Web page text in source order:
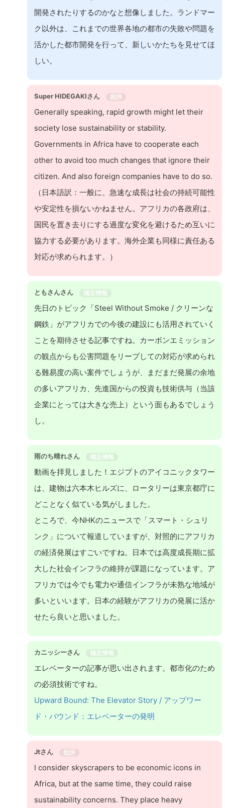
開発されたりするのかなと想像しました。ランドマー
ク以外は、これまでの世界各地の都市の失敗や問題を
活かした都市開発を行って、新しいかたちを見せてほ
しい。
Super HIDEGAKIさん 批評
Generally speaking, rapid growth might let their
society lose sustainability or stability.
Governments in Africa have to cooperate each
other to avoid too much changes that ignore their
citizen. And also foreign companies have to do so.
（日本語訳：一般に、急速な成長は社会の持続可能性
や安定性を損ないかねません。アフリカの各政府は、
国民を置き去りにする過度な変化を避けるため互いに
協力する必要があります。海外企業も同様に責任ある
対応が求められます。）
ともさんさん 補足情報
先日のトピック「Steel Without Smoke / クリーンな
鋼鉄」がアフリカでの今後の建設にも活用されていく
ことを期待させる記事ですね。カーボンエミッション
の観点からも公害問題をリープしての対応が求められ
る難易度の高い案件でしょうが、まだまだ発展の余地
の多いアフリカ、先進国からの投資も技術供与（当該
企業にとっては大きな売上）という面もあるでしょう
し。
雨のち晴れさん 補足情報
動画を拝見しました！エジプトのアイコニックタワー
は、建物は六本木ヒルズに、ロータリーは東京都庁に
どことなく似ている気がしました。
ところで、今NHKのニュースで「スマート・シュリ
ンク」について報道していますが、対照的にアフリカ
の経済発展はすごいですね。日本では高度成長期に拡
大した社会インフラの維持が課題になっています。ア
フリカでは今でも電力や通信インフラが未熟な地域が
多いといいます。日本の経験がアフリカの発展に活か
せたら良いと思いました。
カニッシーさん 補足情報
エレベーターの記事が思い出されます。都市化のため
の必須技術ですね。
Upward Bound: The Elevator Story / アップワー
ド・バウンド：エレベーターの発明
Jtさん 批評
I consider skyscrapers to be economic icons in
Africa, but at the same time, they could raise
sustainability concerns. They place heavy